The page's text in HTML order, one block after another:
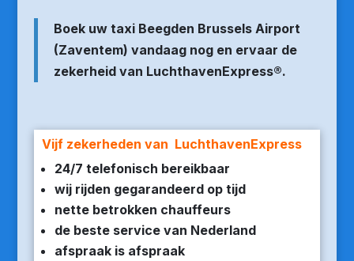
Boek uw taxi Beegden Brussels Airport
(Zaventem) vandaag nog en ervaar de
zekerheid van LuchthavenExpress®.
Vijf zekerheden van LuchthavenExpress
24/7 telefonisch bereikbaar
wij rijden gegarandeerd op tijd
nette betrokken chauffeurs
de beste service van Nederland
afspraak is afspraak